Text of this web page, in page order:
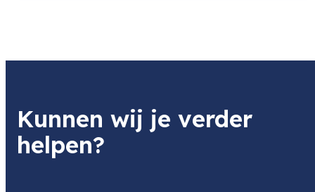
Kunnen wij je verder
helpen?